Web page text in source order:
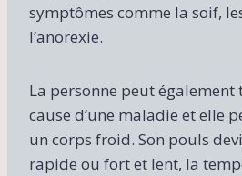
symptômes comme la soif,
l’anorexie.
La personne peut également
cause d’une maladie et elle
un corps froid. Son pouls
rapide ou fort et lent, la